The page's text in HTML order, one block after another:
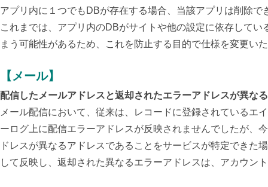
アプリ内に１つでもDBが存在する場合、当該アプリは削除で
これまでは、アプリ内のDBがサイトや他の設定に依存して
まう可能性があるため、これを防止する目的で仕様を変更い
【メール】
配信したメールアドレスと返却されたエラーアドレスが異な
メール配信において、従来は、レコードに登録されているエ
ーログ上に配信エラーアドレスが反映されませんでしたが、
ドレスが異なるアドレスであることをサービスが特定でき
して反映し、返却された異なるエラーアドレスは、アカウン